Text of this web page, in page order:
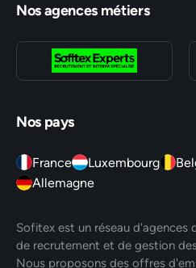
Nos agences métiers
Nos pays
France Luxembourg
Allemagne
Sofitex est un réseau d'agences
de recrutement et de gestion
Nous proposons des offres